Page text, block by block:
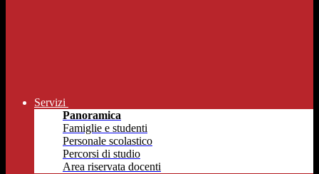
Servizi
Panoramica
Famiglie e studenti
Personale scolastico
Percorsi di studio
Area riservata docenti